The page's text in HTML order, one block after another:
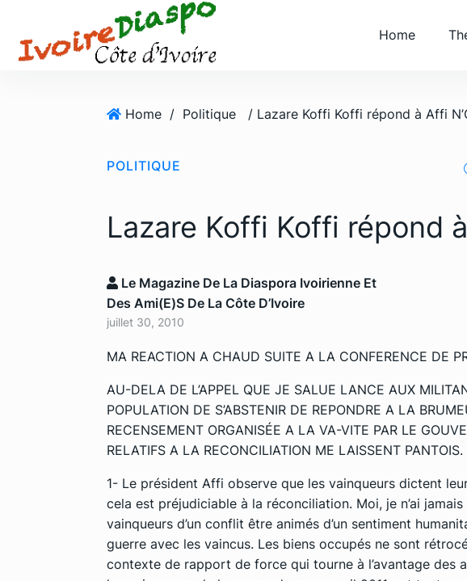
Home
Home / Politique
POLITIQUE
Lazare Koffi Koffi répond
Le Magazine De La Diaspora Ivoirienne Et
Des Ami(e)s De La Côte D’Ivoire
juillet 30, 2010
MA REACTION A CHAUD SUITE A LA CONFERENCE DE
AU-DELA DE L’APPEL QUE JE SALUE LANCE AUX
POPULATION DE S’ABSTENIR DE REPONDRE A LA
RECENSEMENT ORGANISÉE A LA VA-VITE PAR LE
RELATIFS A LA RECONCILIATION ME LAISSENT PANTOIS.
1- Le président Affi observe que les vainqueurs dictent
cela est préjudiciable à la réconciliation. Moi, je n’ai
vainqueurs d’un conflit être animés d’un sentiment
guerre avec les vaincus. Les biens occupés ne sont
contexte de rapport de force qui tourne à l’avantage des